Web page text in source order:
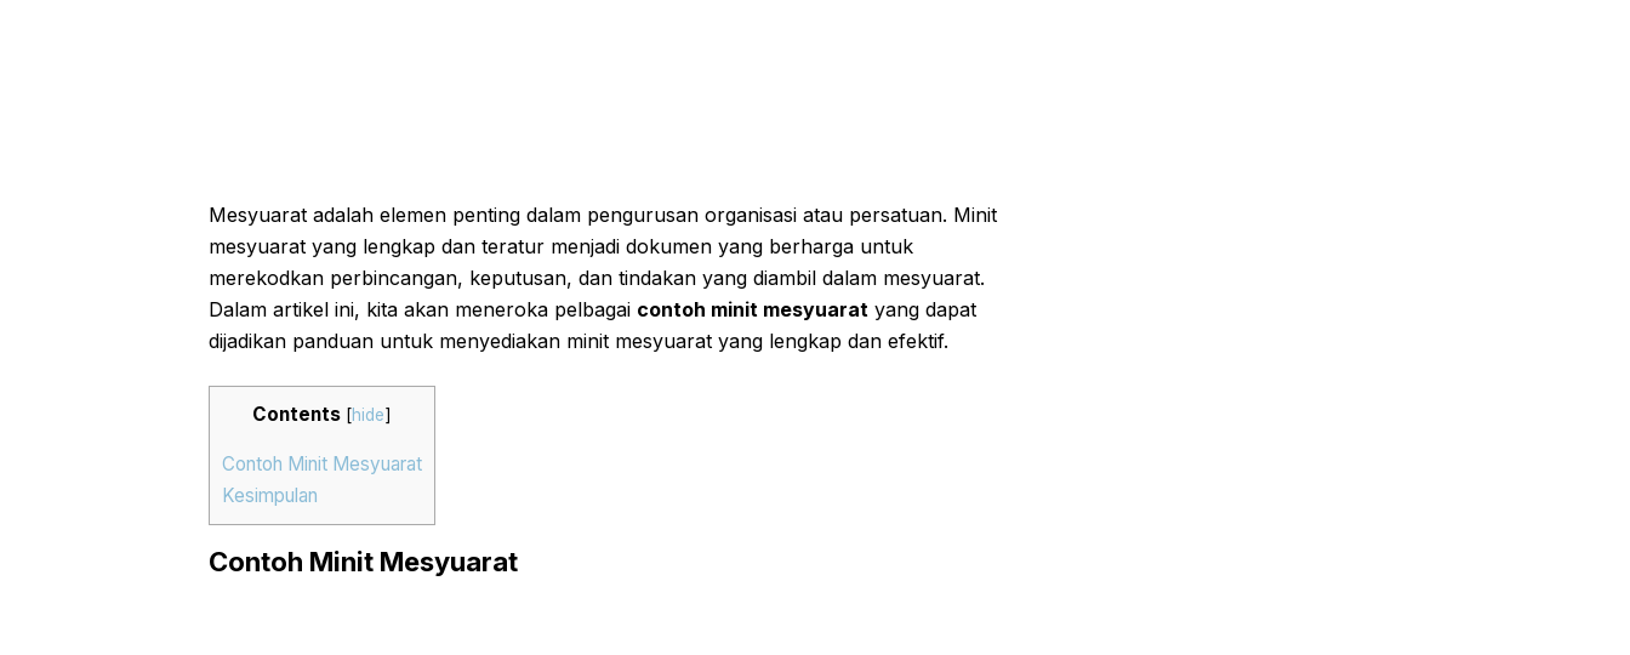
Mesyuarat adalah elemen penting dalam pengurusan organisasi atau persatuan. Minit
mesyuarat yang lengkap dan teratur menjadi dokumen yang berharga untuk
merekodkan perbincangan, keputusan, dan tindakan yang diambil dalam mesyuarat.
Dalam artikel ini, kita akan meneroka pelbagai contoh minit mesyuarat yang dapat
dijadikan panduan untuk menyediakan minit mesyuarat yang lengkap dan efektif.
Contents [hide]
Contoh Minit Mesyuarat
Kesimpulan
Contoh Minit Mesyuarat